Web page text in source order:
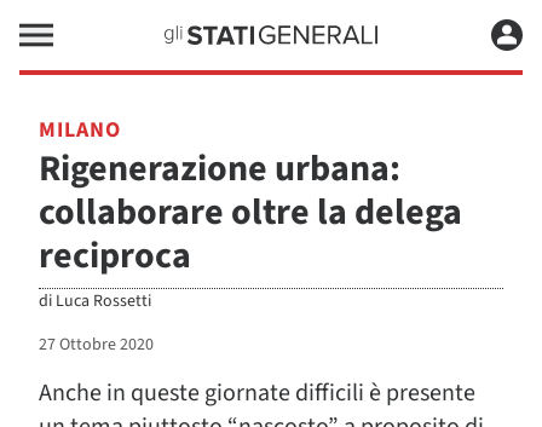
MILANO
Rigenerazione urbana:
collaborare oltre la delega
reciproca
di Luca Rossetti
27 Ottobre 2020
Anche in queste giornate difficili è presente